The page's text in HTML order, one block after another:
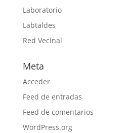
Laboratorio
Labtaldes
Red Vecinal
Meta
Acceder
Feed de entradas
Feed de comentarios
WordPress.org